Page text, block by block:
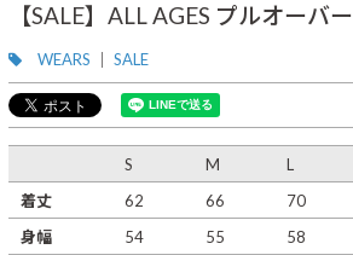
【SALE】ALL AGES プルオーバー
WEARS SALE
S M L
着丈
62 66 70
身幅
54 55 58